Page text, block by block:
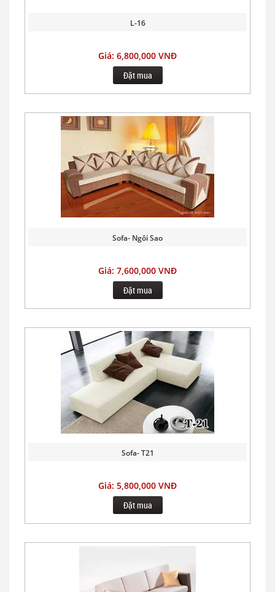
L-16
Giá: 6,800,000 VNĐ
Đặt mua
Sofa- Ngôi Sao
Giá: 7,600,000 VNĐ
Đặt mua
Sofa- T21
Giá: 5,800,000 VNĐ
Đặt mua